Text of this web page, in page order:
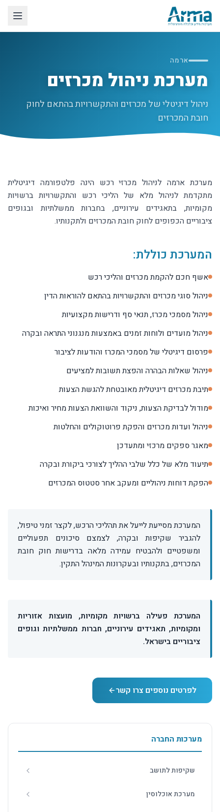
דלג לתוכן הראשי
ארמה
מערכת ניהול מכרזים
ניהול דיגיטלי של מכרזים והתקשרויות בהתאם לחוק
חובת המכרזים
מערכת ארמה לניהול מכרזי רכש הינה פלטפורמה דיגיטלית
מתקדמת לניהול מלא של הליכי רכש והתקשרויות ברשויות
מקומיות, בתאגידים עירוניים, בחברות ממשלתיות ובגופים
ציבוריים הכפופים לחוק חובת המכרזים ולתקנותיו.
המערכת כוללת:
אשף חכם להקמת מכרזים והליכי רכש
ניהול סוגי מכרזים והתקשרויות בהתאם להוראות הדין
ניהול מסמכי מכרז, תנאי סף ודרישות מקצועיות
ניהול מועדים ולוחות זמנים באמצעות מנגנוני התראה ובקרה
פרסום דיגיטלי של מסמכי המכרז והודעות לציבור
ניהול שאלות הבהרה והפצת תשובות למציעים
תיבת מכרזים דיגיטלית מאובטחת להגשת הצעות
מודול לבדיקת הצעות, ניקוד והשוואת הצעות מחיר ואיכות
ניהול ועדות מכרזים והפקת פרוטוקולים והחלטות
מאגר ספקים מרכזי ומתעדכן
תיעוד מלא של כלל שלבי ההליך לצורכי ביקורת ובקרה
הפקת דוחות ניהוליים ומעקב אחר סטטוס המכרזים
המערכת מסייעת לייעל את תהליכי הרכש, לקצר זמני טיפול,
להגביר שקיפות ובקרה, לצמצם סיכונים תפעוליים
ומשפטיים ולהבטיח עמידה מלאה בדרישות חוק חובת
המכרזים, בתקנותיו ובעקרונות המינהל התקין.
המערכת פעילה ברשויות מקומיות, מועצות אזוריות
ומקומיות, תאגידים עירוניים, חברות ממשלתיות וגופים
ציבוריים בישראל.
לפרטים נוספים צרו קשר
מערכות החברה
שקיפות לתושב
מערכת אוכלוסין